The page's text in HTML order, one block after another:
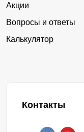
Акции
Вопросы и ответы
Калькулятор
Контакты